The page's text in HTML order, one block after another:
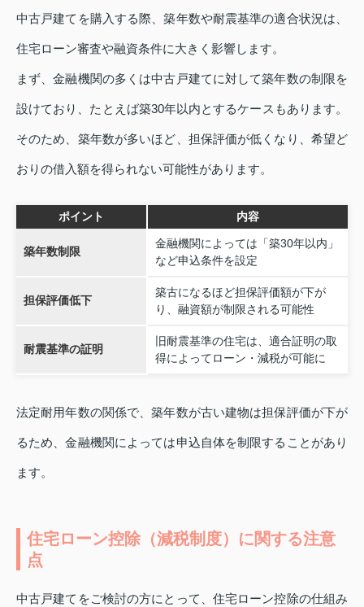
中古戸建てを購入する際、築年数や耐震基準の適合状況は、
住宅ローン審査や融資条件に大きく影響します。
まず、金融機関の多くは中古戸建てに対して築年数の制限を
設けており、たとえば築30年以内とするケースもあります。
そのため、築年数が多いほど、担保評価が低くなり、希望ど
おりの借入額を得られない可能性があります。
ポイント 内容
築年数制限
金融機関によっては「築30年以内」
など申込条件を設定
担保評価低下
築古になるほど担保評価額が下が
り、融資額が制限される可能性
耐震基準の証明
旧耐震基準の住宅は、適合証明の取
得によってローン・減税が可能に
法定耐用年数の関係で、築年数が古い建物は担保評価が下が
るため、金融機関によっては申込自体を制限することがあり
ます。
住宅ローン控除（減税制度）に関する注意
点
中古戸建てをご検討の方にとって、住宅ローン控除の仕組み